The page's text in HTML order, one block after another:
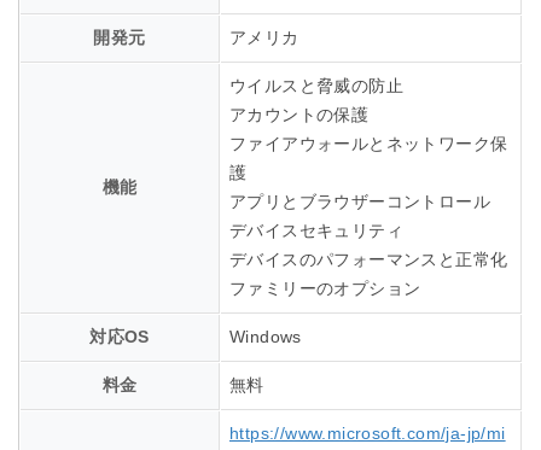
開発元 アメリカ
機能
ウイルスと脅威の防止
アカウントの保護
ファイアウォールとネットワーク保
護
アプリとブラウザーコントロール
デバイスセキュリティ
デバイスのパフォーマンスと正常化
ファミリーのオプション
対応OS Windows
料金 無料
https://www.microsoft.com/ja-jp/mi